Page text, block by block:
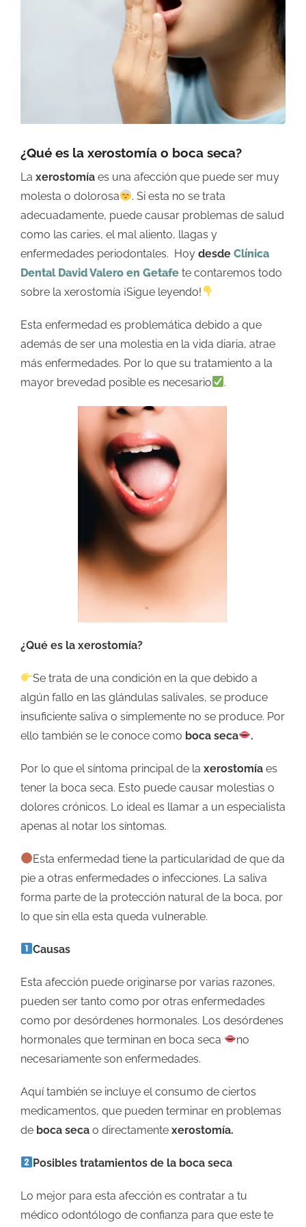
¿Qué es la xerostomía o boca seca?
La xerostomía es una afección que puede ser muy
molesta o dolorosa
. Si esta no se trata
adecuadamente, puede causar problemas de salud
como las caries, el mal aliento, llagas y
enfermedades periodontales. Hoy desde Clínica
Dental David Valero en Getafe te contaremos todo
sobre la xerostomía ¡Sigue leyendo!
Esta enfermedad es problemática debido a que
además de ser una molestia en la vida diaria, atrae
más enfermedades. Por lo que su tratamiento a la
mayor brevedad posible es necesario
.
¿Qué es la xerostomía?
Se trata de una condición en la que debido a
algún fallo en las glándulas salivales, se produce
insuficiente saliva o simplemente no se produce. Por
ello también se le conoce como boca seca .
Por lo que el síntoma principal de la xerostomía es
tener la boca seca. Esto puede causar molestias o
dolores crónicos. Lo ideal es llamar a un especialista
apenas al notar los síntomas.
Esta enfermedad tiene la particularidad de que da
pie a otras enfermedades o infecciones. La saliva
forma parte de la protección natural de la boca, por
lo que sin ella esta queda vulnerable.
Causas
Esta afección puede originarse por varias razones,
pueden ser tanto como por otras enfermedades
como por desórdenes hormonales. Los desórdenes
hormonales que terminan en boca seca
no
necesariamente son enfermedades.
Aquí también se incluye el consumo de ciertos
medicamentos, que pueden terminar en problemas
de boca seca o directamente xerostomía.
Posibles tratamientos de la boca seca
Lo mejor para esta afección es contratar a tu
médico odontólogo de confianza para que este te